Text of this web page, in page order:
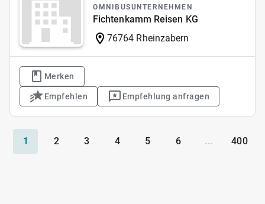
OMNIBUSUNTERNEHMEN
Fichtenkamm Reisen KG
76764 Rheinzabern
Merken
Empfehlen Empfehlung anfragen
1 2 3 4 5 6 ... 400